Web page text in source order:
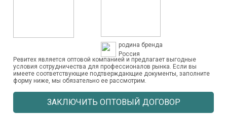
родина бренда
Россия
Ревитех является оптовой компанией и предлагает выгодные
условия сотрудничества для профессионалов рынка. Если вы
имеете соответствующие подтверждающие документы, заполните
форму ниже, мы обязательно ее рассмотрим.
ЗАКЛЮЧИТЬ ОПТОВЫЙ ДОГОВОР